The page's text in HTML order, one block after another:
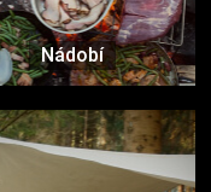
Nádobí